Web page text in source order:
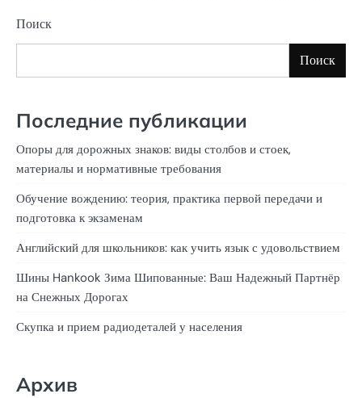
Поиск
Поиск
Последние публикации
Опоры для дорожных знаков: виды столбов и стоек,
материалы и нормативные требования
Обучение вождению: теория, практика первой передачи и
подготовка к экзаменам
Английский для школьников: как учить язык с удовольствием
Шины Hankook Зима Шипованные: Ваш Надежный Партнёр
на Снежных Дорогах
Скупка и прием радиодеталей у населения
Архив